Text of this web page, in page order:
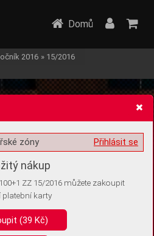
volitelných informací
ukládat žádné informace
vás ale požádali o souhlas s
Domů
2016 » 15/2016
Přihlásit se
zóny
nákup
ZZ 15/2016 můžete zakoupit
karty
(39 Kč)